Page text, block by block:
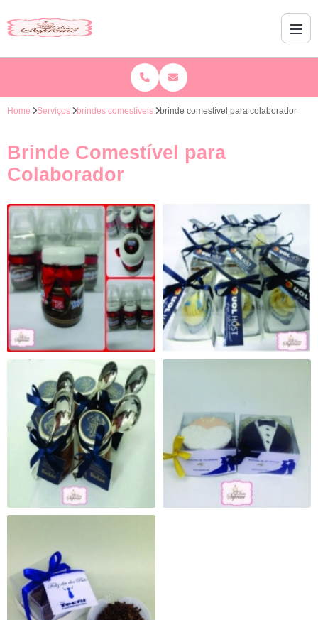
Home Serviços brindes comestíveis brinde comestível para colaborador
Brinde Comestível para
Colaborador